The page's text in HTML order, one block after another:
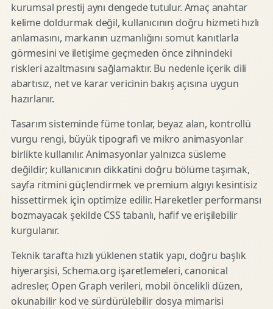
kurumsal prestij aynı dengede tutulur. Amaç anahtar
kelime doldurmak değil, kullanıcının doğru hizmeti hızlı
anlamasını, markanın uzmanlığını somut kanıtlarla
görmesini ve iletişime geçmeden önce zihnindeki
riskleri azaltmasını sağlamaktır. Bu nedenle içerik dili
abartısız, net ve karar vericinin bakış açısına uygun
hazırlanır.
Tasarım sisteminde füme tonlar, beyaz alan, kontrollü
vurgu rengi, büyük tipografi ve mikro animasyonlar
birlikte kullanılır. Animasyonlar yalnızca süsleme
değildir; kullanıcının dikkatini doğru bölüme taşımak,
sayfa ritmini güçlendirmek ve premium algıyı kesintisiz
hissettirmek için optimize edilir. Hareketler performansı
bozmayacak şekilde CSS tabanlı, hafif ve erişilebilir
kurgulanır.
Teknik tarafta hızlı yüklenen statik yapı, doğru başlık
hiyerarşisi, Schema.org işaretlemeleri, canonical
adresler, Open Graph verileri, mobil öncelikli düzen,
okunabilir kod ve sürdürülebilir dosya mimarisi